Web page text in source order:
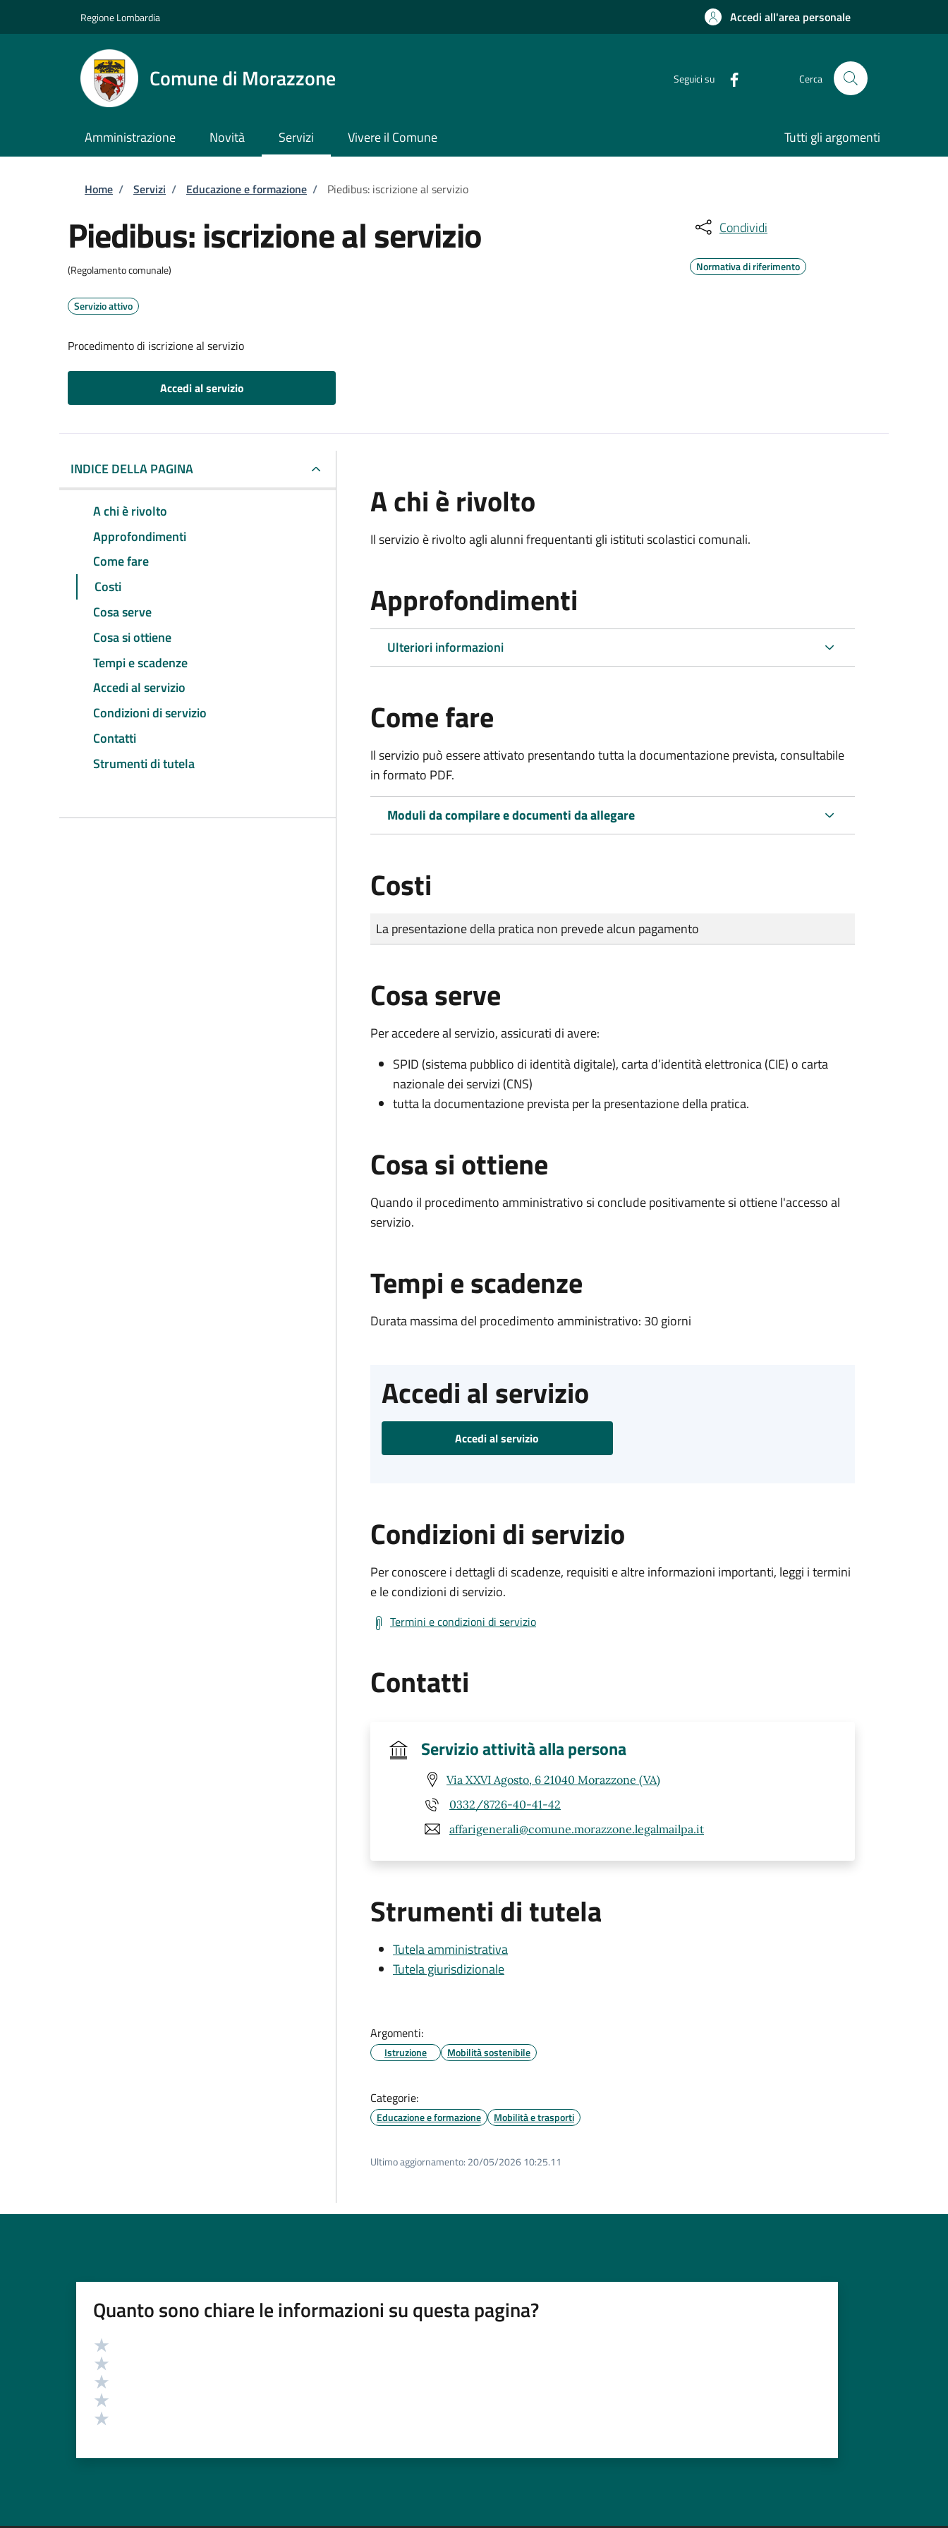
Regione Lombardia Accedi all'area personale
Comune di Morazzone Seguici su Cerca
Amministrazione Novità Servizi Vivere il Comune Tutti gli argomenti
Briciole di pane
Home / Servizi / Educazione e formazione / Piedibus: iscrizione al servizio
Piedibus: iscrizione al servizio
(Regolamento comunale)
Servizio attivo
Procedimento di iscrizione al servizio
Accedi al servizio
Condividi
Normativa di riferimento
INDICE DELLA PAGINA
A chi è rivolto
Approfondimenti
Come fare
Costi
Cosa serve
Cosa si ottiene
Tempi e scadenze
Accedi al servizio
Condizioni di servizio
Contatti
Strumenti di tutela
A chi è rivolto
Il servizio è rivolto agli alunni frequentanti gli istituti scolastici comunali.
Approfondimenti
Ulteriori informazioni
Come fare
Il servizio può essere attivato presentando tutta la documentazione prevista, consultabile
in formato PDF.
Moduli da compilare e documenti da allegare
Costi
Tipo di pagamento
Importo
La presentazione della pratica non prevede alcun pagamento
Cosa serve
Per accedere al servizio, assicurati di avere:
SPID (sistema pubblico di identità digitale), carta d’identità elettronica (CIE) o carta
nazionale dei servizi (CNS)
tutta la documentazione prevista per la presentazione della pratica.
Cosa si ottiene
Quando il procedimento amministrativo si conclude positivamente si ottiene l'accesso al
servizio.
Tempi e scadenze
Durata massima del procedimento amministrativo: 30 giorni
Accedi al servizio
Accedi al servizio
Condizioni di servizio
Per conoscere i dettagli di scadenze, requisiti e altre informazioni importanti, leggi i termini
e le condizioni di servizio.
Termini e condizioni di servizio
Contatti
Servizio attività alla persona
Via XXVI Agosto, 6 21040 Morazzone (VA)
0332/8726-40-41-42
affarigenerali@comune.morazzone.legalmailpa.it
Strumenti di tutela
Tutela amministrativa
Tutela giurisdizionale
Argomenti:
Istruzione Mobilità sostenibile
Categorie:
Educazione e formazione Mobilità e trasporti
Ultimo aggiornamento: 20/05/2026 10:25.11
Quanto sono chiare le informazioni su questa pagina?
Valutazione